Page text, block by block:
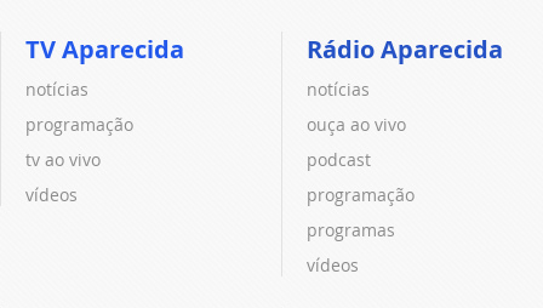
TV Aparecida
notícias
programação
tv ao vivo
vídeos
Rádio Aparecida
notícias
ouça ao vivo
podcast
programação
programas
vídeos